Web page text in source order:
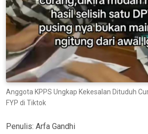
Anggota KPPS Ungkap Kekesalan Dituduh
FYP di Tiktok
Penulis: Arfa Gandhi